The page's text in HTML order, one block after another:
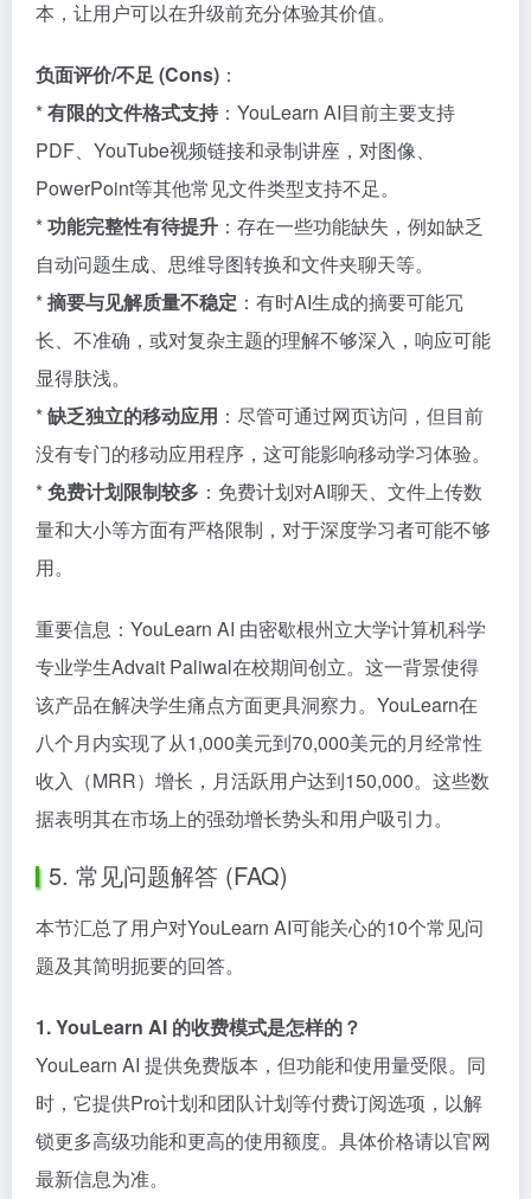
本，让用户可以在升级前充分体验其价值。
负面评价/不足 (Cons) ：
*有限的文件格式支持 ：YouLearn AI目前主要支持
PDF、YouTube视频链接和录制讲座，对图像、
PowerPoint等其他常见文件类型支持不足。
*功能完整性有待提升 ：存在一些功能缺失，例如缺乏
自动问题生成、思维导图转换和文件夹聊天等。
*摘要与见解质量不稳定 ：有时AI生成的摘要可能冗
长、不准确，或对复杂主题的理解不够深入，响应可能
显得肤浅。
*缺乏独立的移动应用 ：尽管可通过网页访问，但目前
没有专门的移动应用程序，这可能影响移动学习体验。
*免费计划限制较多 ：免费计划对AI聊天、文件上传数
量和大小等方面有严格限制，对于深度学习者可能不够
用。
重要信息：YouLearn AI 由密歇根州立大学计算机科学
专业学生Advait Paliwal在校期间创立。这一背景使得
该产品在解决学生痛点方面更具洞察力。YouLearn在
八个月内实现了从1,000美元到70,000美元的月经常性
收入（MRR）增长，月活跃用户达到150,000。这些数
据表明其在市场上的强劲增长势头和用户吸引力。
5. 常见问题解答 (FAQ)
本节汇总了用户对YouLearn AI可能关心的10个常见问
题及其简明扼要的回答。
1. YouLearn AI 的收费模式是怎样的？
YouLearn AI 提供免费版本，但功能和使用量受限。同
时，它提供Pro计划和团队计划等付费订阅选项，以解
锁更多高级功能和更高的使用额度。具体价格请以官网
最新信息为准。